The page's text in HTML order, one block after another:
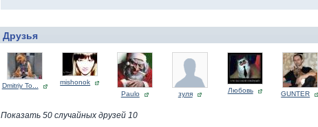
Друзья
Dmitriy To...
mishonok
Paulo
зуля Любовь GUNTER
Показать 50 случайных друзей 10